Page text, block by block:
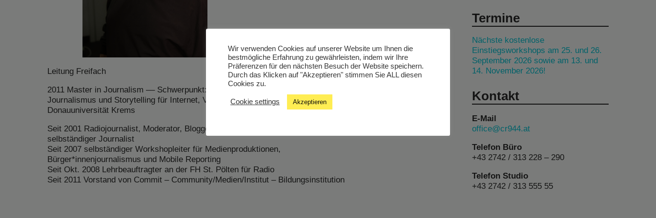
Leitung Freifach
2011 Master in Journalism –– Schwerpunkt: Crossmedialer
Journalismus und Storytelling für Internet, Video und Radio an der
Donauuniversität Krems
Seit 2001 Radiojournalist, Moderator, Blogger bei FM4 und
selbständiger Journalist
Seit 2007 selbständiger Workshopleiter für Medienproduktionen,
Bürger*innenjournalismus und Mobile Reporting
Seit Okt. 2008 Lehrbeauftragter an der FH St. Pölten für Radio
Seit 2011 Vorstand von Commit – Community/Medien/Institut – Bildungsinstitution
Termine
Nächste kostenlose
Einstiegsworkshops am 25. und 26.
September 2026 sowie am 13. und
14. November 2026!
Kontakt
E-Mail
office@cr944.at
Telefon Büro
+43 2742 / 313 228 – 290
Telefon Studio
+43 2742 / 313 555 55
Wir verwenden Cookies auf unserer Website um Ihnen die
bestmögliche Erfahrung zu gewährleisten, indem wir Ihre
Präferenzen für den nächsten Besuch der Website speichern.
Durch das Klicken auf "Akzeptieren" stimmen Sie ALL diesen
Cookies zu.
Cookie settings Akzeptieren